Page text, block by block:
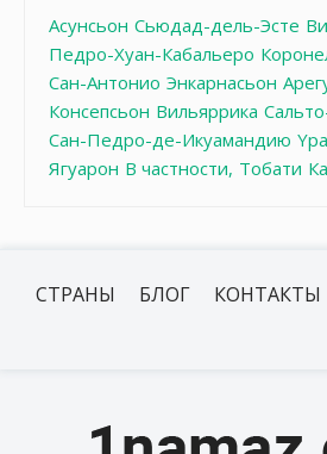
Асунсьон Сьюдад-дель-Эсте
Педро-Хуан-Кабальеро
Сан-Антонио Энкарнасьон
Консепсьон Вильяррика
Сан-Педро-де-Икуамандию
Ягуарон В частности, Тобати
СТРАНЫ БЛОГ КОНТАКТЫ